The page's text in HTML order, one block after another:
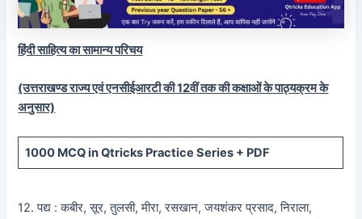
हिंदी साहित्य का सामान्य परिचय
(उत्तराखण्ड राज्य एवं एनसीईआरटी की 12वीं तक की कक्षाओं के पाठ्यक्रम के
अनुसार)
1000 MCQin Qtricks Practice Series + PDF
12. पद्य : कबीर, सूर, तुलसी, मीरा, रसखान, जयशंकर प्रसाद, निराला,